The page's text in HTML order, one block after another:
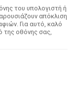
του υπολογιστή ή
απόκλιση
Για αυτό, καλό
της οθόνης σας,